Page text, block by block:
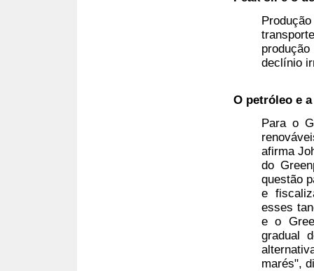
declínio
O petróleo e
Para o
afirma
do
questão
e
esses
e o
gradual
marés",